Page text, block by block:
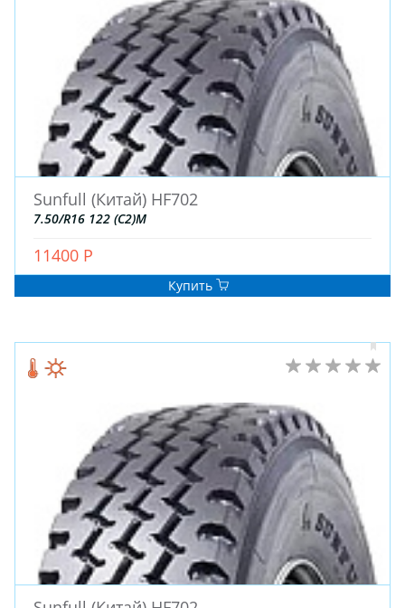
Aplus (Китай) General
Attar
KENDA BKT Austone
ATLANDER
Турция
Wanda BAREZ
OPALS
ACCELERA
Kavir Tire
ROADBUSTER
KINGBOSS
BLACK ARROW
GOODTRIP
Goform
R22 R21 R19 R17
R18
R20
R16 R15C
R17C
R17.5 R19.5 R508 R22.5
R26
R28
R16.5 R25 R9 R10 R24
R8
Sunfull (Китай) HF702
7.50/R16 122 (C2)M
11400 Р
Купить